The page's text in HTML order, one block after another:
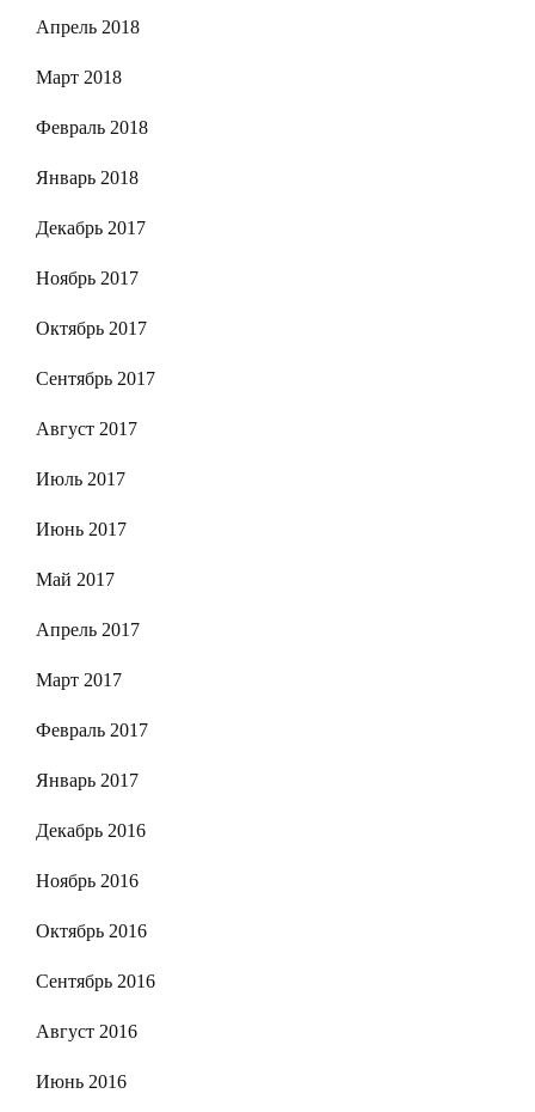
Апрель 2018
Март 2018
Февраль 2018
Январь 2018
Декабрь 2017
Ноябрь 2017
Октябрь 2017
Сентябрь 2017
Август 2017
Июль 2017
Июнь 2017
Май 2017
Апрель 2017
Март 2017
Февраль 2017
Январь 2017
Декабрь 2016
Ноябрь 2016
Октябрь 2016
Сентябрь 2016
Август 2016
Июнь 2016